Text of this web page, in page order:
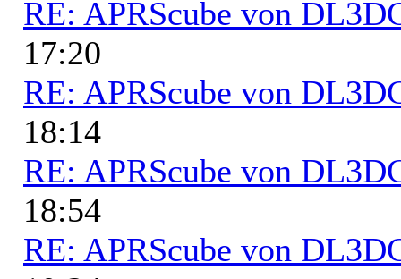
RE: APRScube von
17:20
RE: APRScube von
18:14
RE: APRScube von
18:54
RE: APRScube von